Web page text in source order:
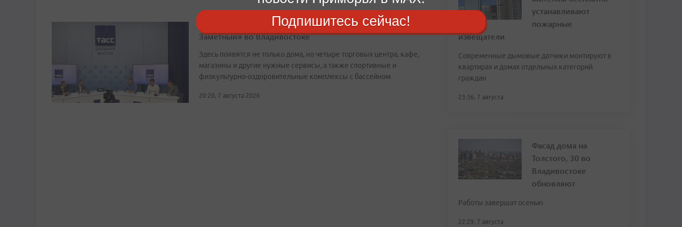
Речной парк, школы и дороги: каким будет «Город
Заметный» во Владивостоке
Здесь появятся не только дома, но четыре торговых центра, кафе,
магазины и другие нужные сервисы, а также спортивные и
физкультурно-оздоровительные комплексы с бассейном
20:20, 7 августа 2026
устанавливают
пожарные
извещатели
Современные дымовые датчики монтируют в
квартирах и домах отдельных категорий
граждан
23:36, 7 августа
Фасад дома на
Толстого, 30 во
Владивостоке
обновляют
Работы завершат осенью
22:29, 7 августа
Подпишитесь сейчас!